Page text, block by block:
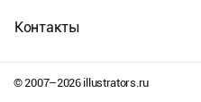
© 2007–2026illustrators.ru
Контакты